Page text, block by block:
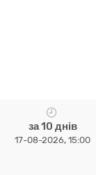
за 10 днів
17-08-2026, 15:00